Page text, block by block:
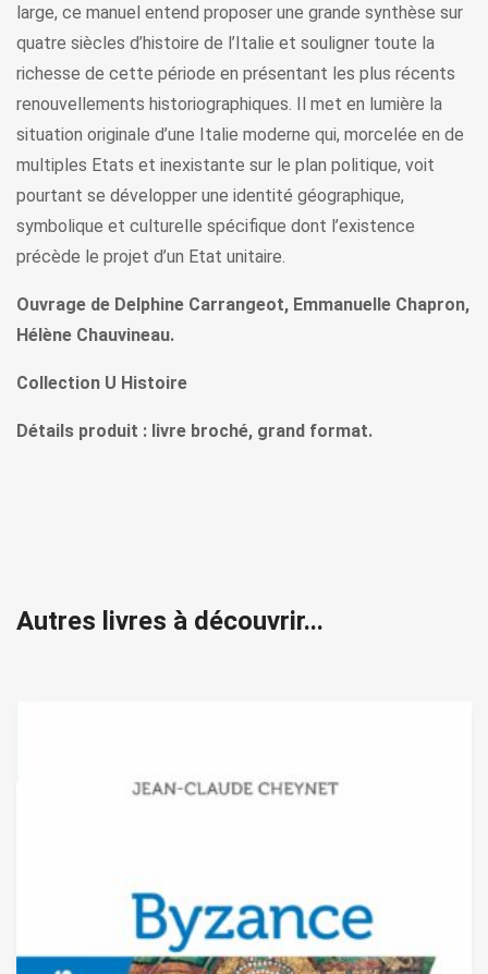
large, ce manuel entend proposer une grande synthèse sur
quatre siècles d’histoire de l’Italie et souligner toute la
richesse de cette période en présentant les plus récents
renouvellements historiographiques. Il met en lumière la
situation originale d’une Italie moderne qui, morcelée en de
multiples Etats et inexistante sur le plan politique, voit
pourtant se développer une identité géographique,
symbolique et culturelle spécifique dont l’existence
précède le projet d’un Etat unitaire.
Ouvrage de Delphine Carrangeot, Emmanuelle Chapron,
Hélène Chauvineau.
Collection U Histoire
Détails produit : livre broché, grand format.
Autres livres à découvrir...